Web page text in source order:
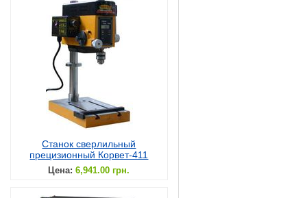
Станок сверлильный
прецизионный Корвет-411
Цена: 6,941.00 грн.